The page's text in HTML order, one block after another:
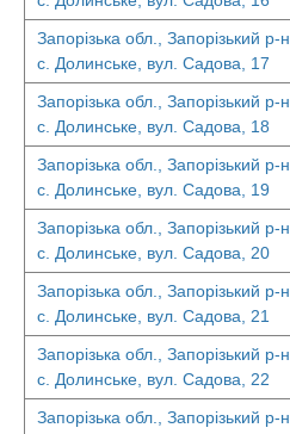
Запорізька обл., Запорізький р-н,
с. Долинське, вул. Садова, 17
Запорізька обл., Запорізький р-н,
с. Долинське, вул. Садова, 18
Запорізька обл., Запорізький р-н,
с. Долинське, вул. Садова, 19
Запорізька обл., Запорізький р-н,
с. Долинське, вул. Садова, 20
Запорізька обл., Запорізький р-н,
с. Долинське, вул. Садова, 21
Запорізька обл., Запорізький р-н,
с. Долинське, вул. Садова, 22
Запорізька обл., Запорізький р-н,